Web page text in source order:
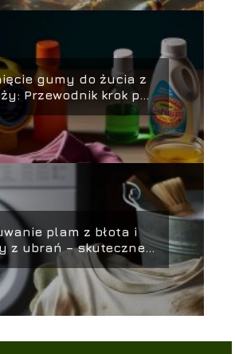
gumy do żucia z
Przewodnik krok po
plam z błota i
z ubrań – skuteczne
metody i porady